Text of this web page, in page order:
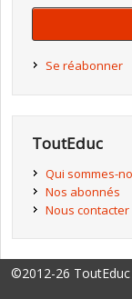
Se réabonner
ToutEduc
Qui sommes-
Nos abonnés
Nous contacter
©2012-26